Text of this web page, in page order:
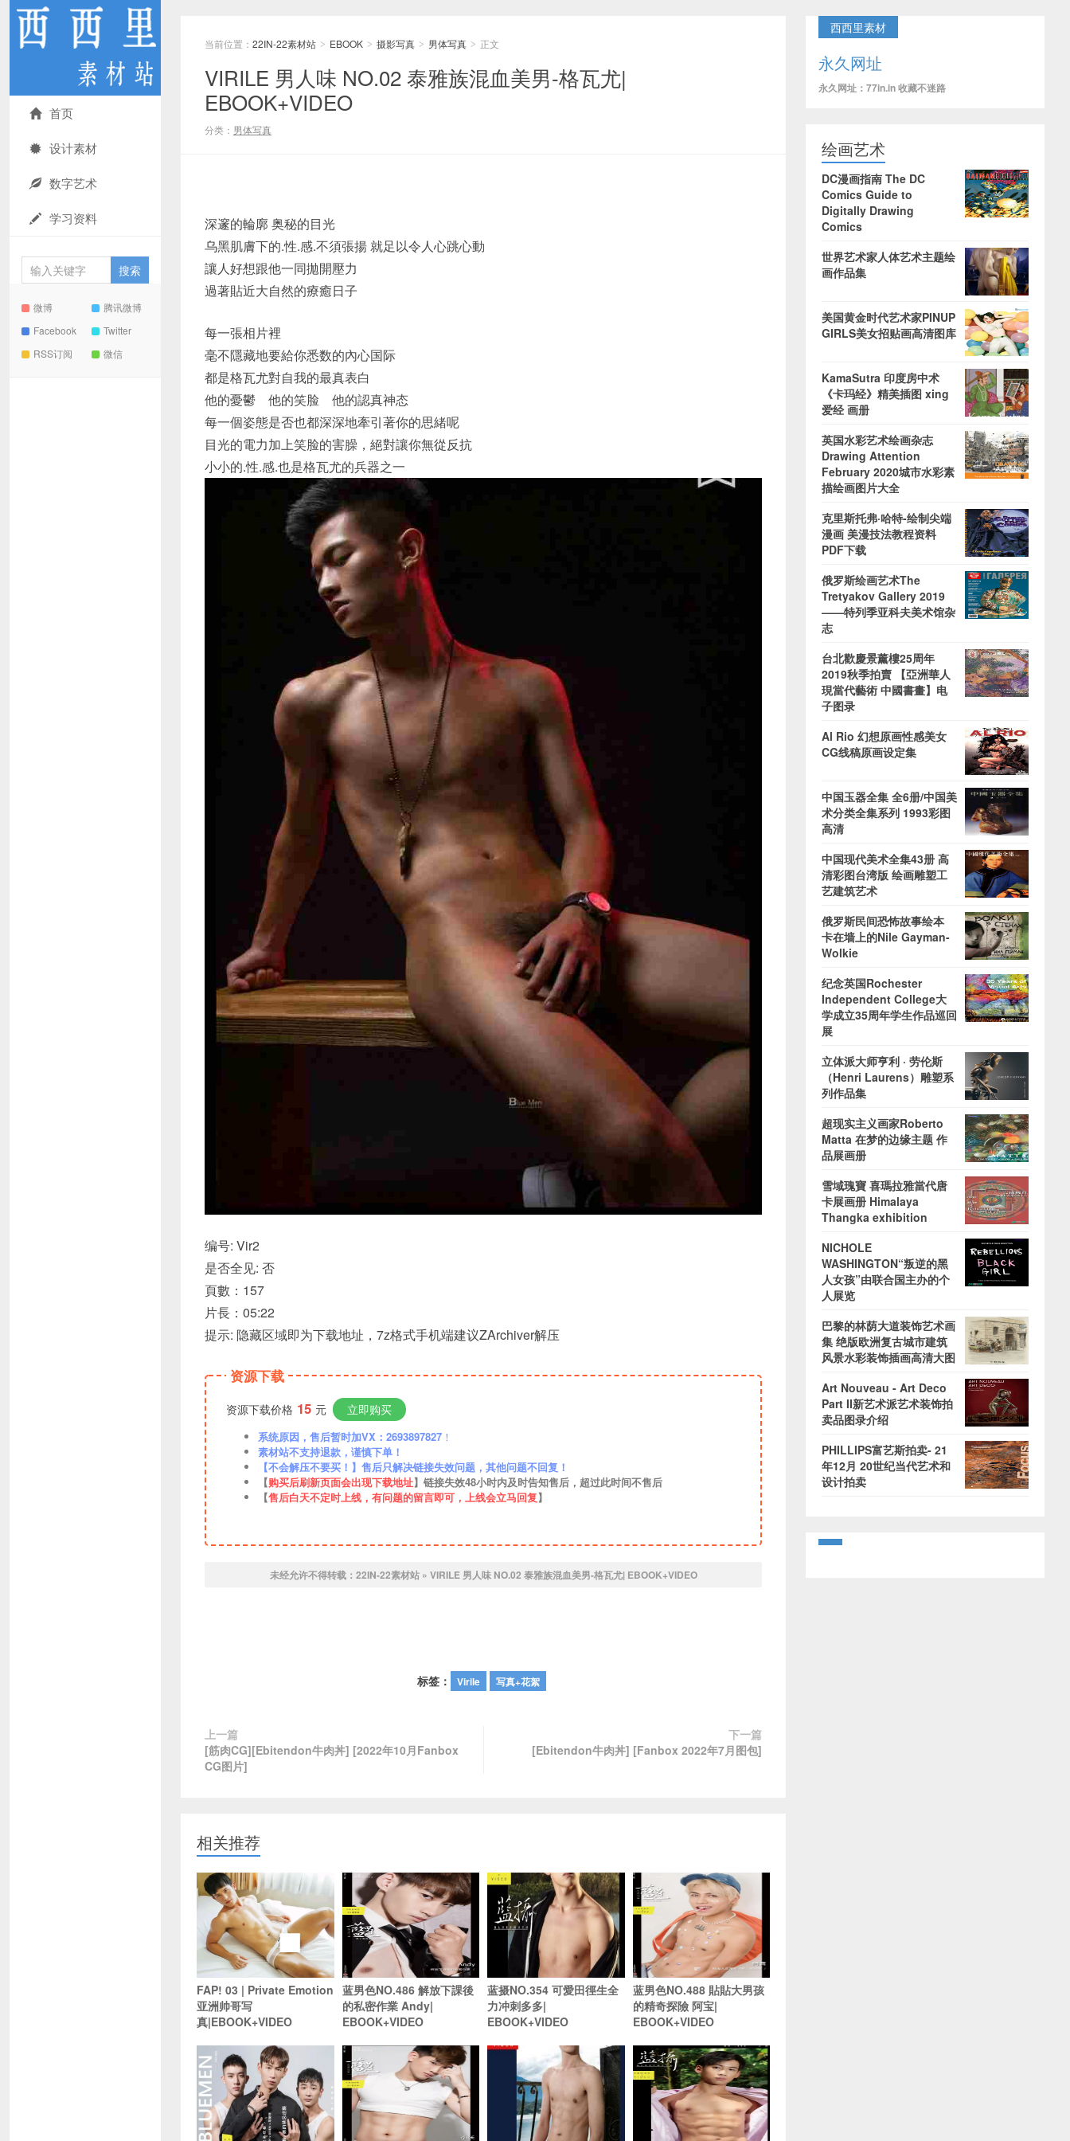
首页
设计素材
数字艺术
学习资料
微博
腾讯微博
Facebook
Twitter
RSS订阅
微信
当前位置： 22IN-22素材站 > EBOOK > 摄影写真 > 男体写真 > 正文
VIRILE 男人味 NO.02 泰雅族混血美男-格瓦尤|
EBOOK+VIDEO
分类： 男体写真
深邃的輪廓 奥秘的目光
乌黑肌膚下的.性.感.不須張揚 就足以令人心跳心動
讓人好想跟他一同拋開壓力
過著貼近大自然的療癒日子
每一張相片裡
毫不隱藏地要給你悉数的內心国际
都是格瓦尤對自我的最真表白
他的憂鬱 他的笑脸 他的認真神态
每一個姿態是否也都深深地牽引著你的思緒呢
目光的電力加上笑脸的害臊，絕對讓你無從反抗
小小的.性.感.也是格瓦尤的兵器之一
编号: Vir2
是否全见: 否
頁數：157
片長：05:22
提示: 隐藏区域即为下载地址，7z格式手机端建议ZArchiver解压
资源下载
资源下载价格 15 元 立即购买
系统原因，售后暂时加VX：2693897827 ！
素材站不支持退款，谨慎下单！
【不会解压不要买！】售后只解决链接失效问题，其他问题不回复！
【购买后刷新页面会出现下载地址】链接失效48小时内及时告知售后，超过此时间不售后
【售后白天不定时上线，有问题的留言即可，上线会立马回复】
未经允许不得转载： 22IN-22素材站» VIRILE 男人味 NO.02 泰雅族混血美男-格瓦尤| EBOOK+VIDEO
标签： Virile 写真+花絮
上一篇
[筋肉CG][Ebitendon牛肉丼] [2022年10月Fanbox
CG图片]
下一篇
[Ebitendon牛肉丼] [Fanbox 2022年7月图包]
相关推荐
FAP! 03 | Private Emotion
亚洲帅哥写
真|EBOOK+VIDEO
蓝男色NO.486 解放下課後
的私密作業 Andy|
EBOOK+VIDEO
蓝摄NO.354 可愛田徑生全
力冲刺多多|
EBOOK+VIDEO
蓝男色NO.488 貼貼大男孩
的精奇探險 阿宝|
EBOOK+VIDEO
西西里素材
永久网址
永久网址：77in.in 收藏不迷路
绘画艺术
DC漫画指南 The DC
Comics Guide to
Digitally Drawing
Comics
世界艺术家人体艺术主题绘
画作品集
美国黄金时代艺术家PINUP
GIRLS美女招贴画高清图库
KamaSutra 印度房中术
《卡玛经》精美插图 xing
爱经 画册
英国水彩艺术绘画杂志
Drawing Attention
February 2020城市水彩素
描绘画图片大全
克里斯托弗·哈特-绘制尖端
漫画 美漫技法教程资料
PDF下载
俄罗斯绘画艺术The
Tretyakov Gallery 2019
——特列季亚科夫美术馆杂
志
台北歡慶景薰樓25周年
2019秋季拍賣 【亞洲華人
現當代藝術 中國書畫】电
子图录
Al Rio 幻想原画性感美女
CG线稿原画设定集
中国玉器全集 全6册/中国美
术分类全集系列 1993彩图
高清
中国现代美术全集43册 高
清彩图台湾版 绘画雕塑工
艺建筑艺术
俄罗斯民间恐怖故事绘本
卡在墙上的Nile Gayman-
Wolkie
纪念英国Rochester
Independent College大
学成立35周年学生作品巡回
展
立体派大师亨利 · 劳伦斯
（Henri Laurens）雕塑系
列作品集
超现实主义画家Roberto
Matta 在梦的边缘主题 作
品展画册
雪域瑰寶 喜瑪拉雅當代唐
卡展画册 Himalaya
Thangka exhibition
NICHOLE
WASHINGTON“叛逆的黑
人女孩”由联合国主办的个
人展览
巴黎的林荫大道装饰艺术画
集 绝版欧洲复古城市建筑
风景水彩装饰插画高清大图
Art Nouveau - Art Deco
Part II新艺术派艺术装饰拍
卖品图录介绍
PHILLIPS富艺斯拍卖- 21
年12月 20世纪当代艺术和
设计拍卖